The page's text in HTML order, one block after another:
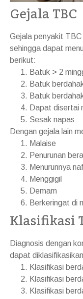
Gejala TBC
Gejala penyakit
sehingga dapat
berikut:
Batuk > 2
Batuk
Batuk
Dapat disertai
Sesak napas
Dengan gejala lain
Malaise
Penurunan
Menurunnya
Menggigil
Demam
Berkeringat di
Klasifikasi
Diagnosis dengan
dapat
Klasifikasi
Klasifikasi
Klasifikasi